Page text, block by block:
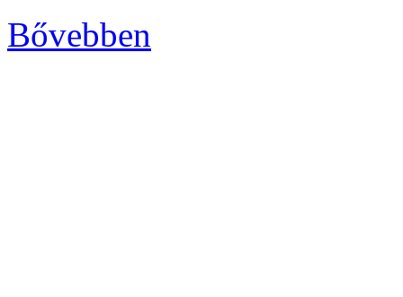
Bővebben